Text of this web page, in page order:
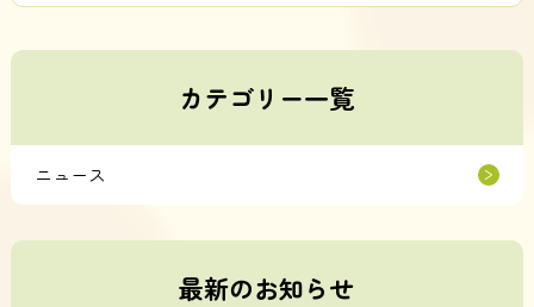
カテゴリー一覧
ニュース
最新のお知らせ